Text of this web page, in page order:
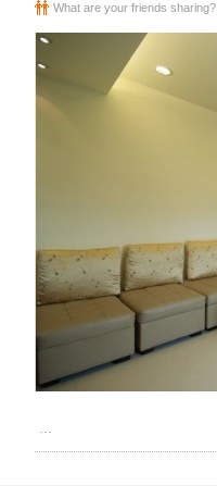
What are your friends sharing?